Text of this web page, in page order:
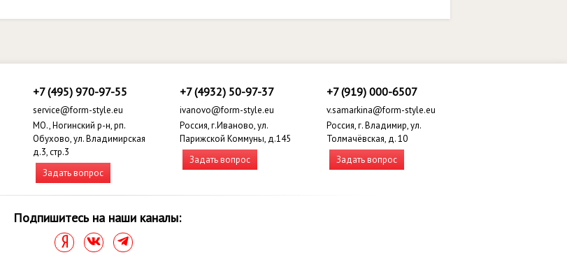
+7 (495) 970-97-55
service@form-style.eu
МО., Ногинский р-н, рп.
Обухово, ул. Владимирская
д.3, стр.3
Задать вопрос
+7 (4932) 50-97-37
ivanovo@form-style.eu
Россия, г.Иваново, ул.
Парижской Коммуны, д.145
Задать вопрос
+7 (919) 000-6507
v.samarkina@form-style.eu
Россия, г. Владимир, ул.
Толмачёвская, д. 10
Задать вопрос
Подпишитесь на наши каналы: